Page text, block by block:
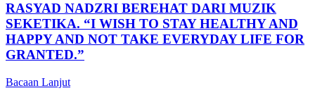
RASYAD NADZRI BEREHAT DARI MUZIK
SEKETIKA. “I WISH TO STAY HEALTHY AND
HAPPY AND NOT TAKE EVERYDAY LIFE FOR
GRANTED.”
Bacaan Lanjut